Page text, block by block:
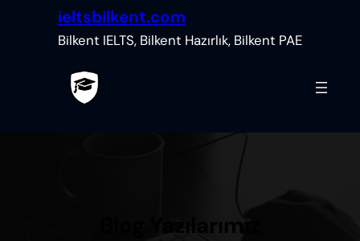
ieltsbilkent.com
Bilkent IELTS, Bilkent Hazırlık, Bilkent PAE
Blog Yazılarımız